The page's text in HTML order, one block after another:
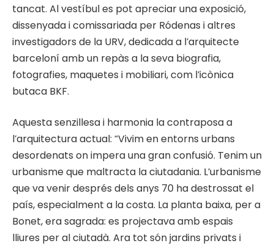
tancat. Al vestíbul es pot apreciar una exposició,
dissenyada i comissariada per Ródenas i altres
investigadors de la URV, dedicada a l’arquitecte
barceloní amb un repàs a la seva biografia,
fotografies, maquetes i mobiliari, com l’icònica
butaca BKF.
Aquesta senzillesa i harmonia la contraposa a
l’arquitectura actual: “Vivim en entorns urbans
desordenats on impera una gran confusió. Tenim un
urbanisme que maltracta la ciutadania. L’urbanisme
que va venir després dels anys 70 ha destrossat el
país, especialment a la costa. La planta baixa, per a
Bonet, era sagrada: es projectava amb espais
lliures per al ciutadà. Ara tot són jardins privats i